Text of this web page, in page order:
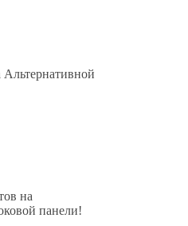
на
панели!